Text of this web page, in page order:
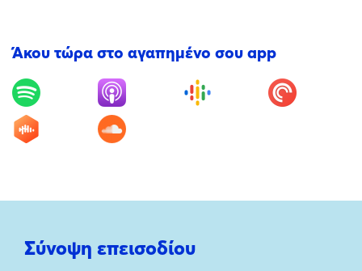
Άκου τώρα στο αγαπημένο σου app
Σύνοψη επεισοδίου